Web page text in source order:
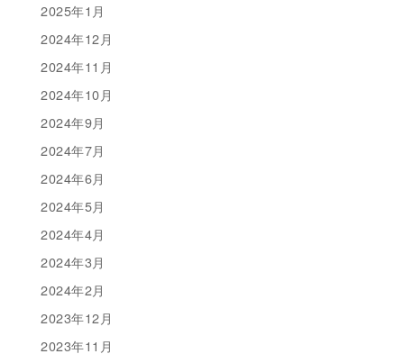
2025年1月
2024年12月
2024年11月
2024年10月
2024年9月
2024年7月
2024年6月
2024年5月
2024年4月
2024年3月
2024年2月
2023年12月
2023年11月